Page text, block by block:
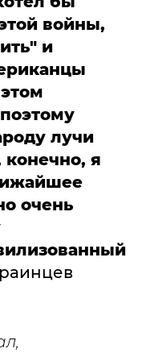
войны,
и
лучи
я
очень